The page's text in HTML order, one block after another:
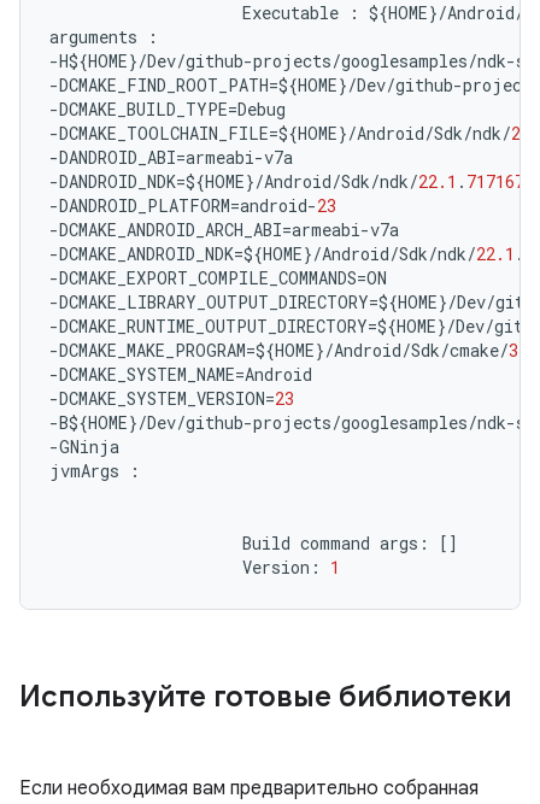
Executable : ${HOME}/Android/
arguments
:
-H${HOME}/Dev/github-projects/googlesamples/ndk-
-DCMAKE_FIND_ROOT_PATH=${HOME}/Dev/github-projects
-DCMAKE_BUILD_TYPE=Debug
-DCMAKE_TOOLCHAIN_FILE=${HOME}/Android/Sdk/ndk/
-DANDROID_ABI=armeabi-v7a
-DANDROID_NDK=${HOME}/Android/Sdk/ndk/22.1 . 7171670
-DANDROID_PLATFORM=android-23
-DCMAKE_ANDROID_ARCH_ABI=armeabi-v7a
-DCMAKE_ANDROID_NDK=${HOME}/Android/Sdk/ndk/22.1 .
-DCMAKE_EXPORT_COMPILE_COMMANDS=ON
-DCMAKE_LIBRARY_OUTPUT_DIRECTORY=${HOME}/Dev/
-DCMAKE_RUNTIME_OUTPUT_DIRECTORY=${HOME}/Dev/
-DCMAKE_MAKE_PROGRAM=${HOME}/Android/Sdk/cmake/
-DCMAKE_SYSTEM_NAME=Android
-DCMAKE_SYSTEM_VERSION=23
-B${HOME}/Dev/github-projects/googlesamples/ndk-
-GNinja
jvmArgs
:
Build command args :
[]
Version : 1
Используйте готовые библиотеки
Если необходимая вам предварительно собранная